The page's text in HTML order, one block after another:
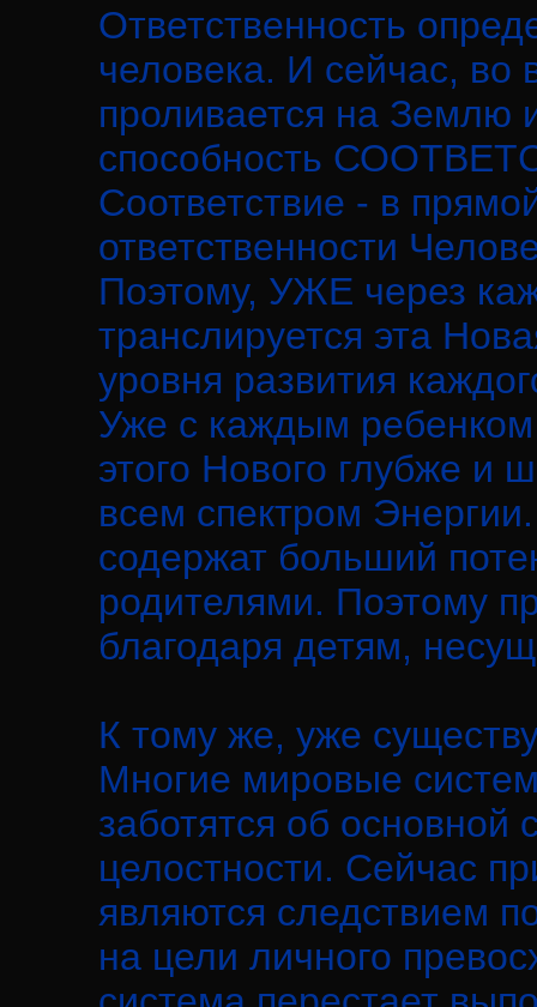
Ответственность
человека. И сейчас, во
проливается на Землю
способность
Соответствие - в
ответственности
Поэтому, УЖЕ через
транслируется эта
уровня развития
Уже с каждым
этого Нового глубже и
всем спектром
содержат больший
родителями. Поэтому
благодаря детям,
К тому же, уже
Многие мировые
заботятся об основной
целостности. Сейчас
являются следствием
на цели личного